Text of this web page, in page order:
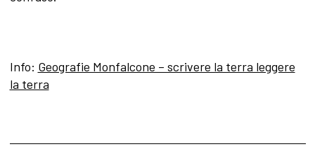
Info: Geografie Monfalcone – scrivere la terra leggere
la terra